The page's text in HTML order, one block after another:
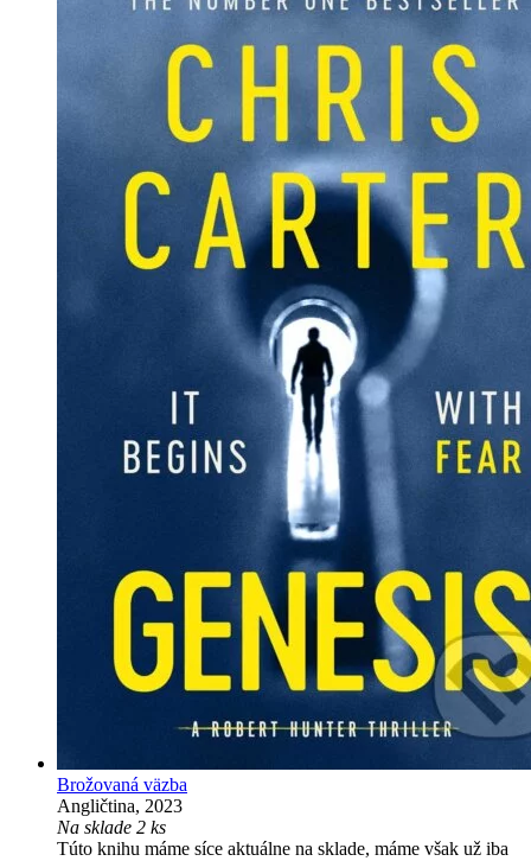
Brožovaná väzba
Angličtina, 2023
Na sklade 2 ks
Túto knihu máme síce aktuálne na sklade, máme však už iba